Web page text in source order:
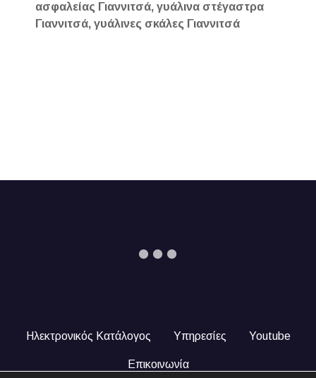
ασφαλείας Γιαννιτσά, γυάλινα στέγαστρα
Γιαννιτσά, γυάλινες σκάλες Γιαννιτσά
Ηλεκτρονικός Κατάλογος Υπηρεσίες Youtube
Επικοινωνία